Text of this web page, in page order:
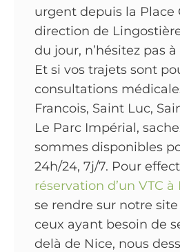
urgent depuis la Place
direction de
du jour, n’hésitez pas
Et si vos trajets sont
consultations
Francois, Saint Luc,
Le Parc Impérial,
sommes disponibles
24h/24, 7j/7. Pour
réservation d’un VTC à
se rendre sur notre
ceux ayant besoin de
delà de Nice, nous